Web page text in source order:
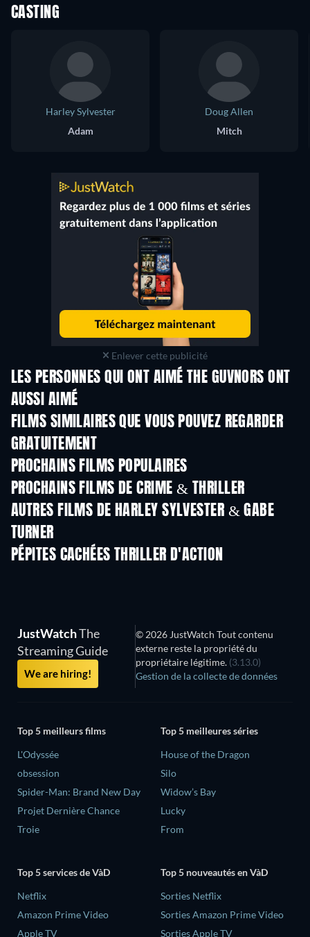
CASTING
Harley Sylvester
Adam
Doug Allen
Mitch
Enlever cette publicité
LES PERSONNES QUI ONT AIMÉ THE GUVNORS ONT
AUSSI AIMÉ
FILMS SIMILAIRES QUE VOUS POUVEZ REGARDER
GRATUITEMENT
PROCHAINS FILMS POPULAIRES
PROCHAINS FILMS DE CRIME & THRILLER
AUTRES FILMS DE HARLEY SYLVESTER & GABE
TURNER
PÉPITES CACHÉES THRILLER D'ACTION
JustWatchThe
Streaming Guide
We are hiring!
© 2026 JustWatch Tout contenu
externe reste la propriété du
propriétaire légitime. (3.13.0)
Gestion de la collecte de données
Top 5 meilleurs films
L'Odyssée
obsession
Spider-Man: Brand New Day
Projet Dernière Chance
Troie
Top 5 meilleures séries
House of the Dragon
Silo
Widow’s Bay
Lucky
From
Top 5 services de VàD
Netflix
Amazon Prime Video
Apple TV
Top 5 nouveautés en VàD
Sorties Netflix
Sorties Amazon Prime Video
Sorties Apple TV